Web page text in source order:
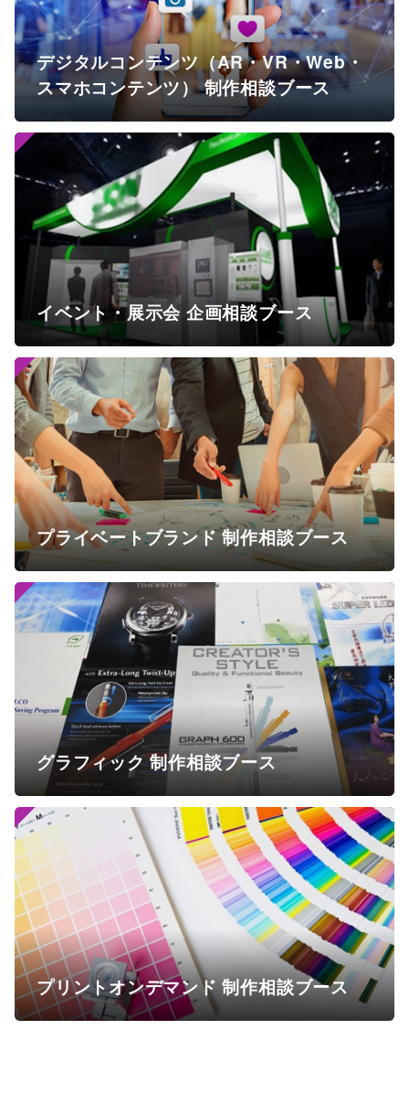
デジタルコンテンツ（AR・VR・Web・
スマホコンテンツ） 制作相談ブース
イベント・展示会 企画相談ブース
プライベートブランド 制作相談ブース
グラフィック 制作相談ブース
プリントオンデマンド 制作相談ブース